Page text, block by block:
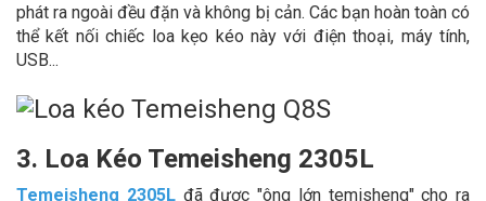
phát ra ngoài đều đặn và không bị cản. Các bạn hoàn toàn có
thể kết nối chiếc loa kẹo kéo này với điện thoại, máy tính,
USB...
3. Loa Kéo Temeisheng 2305L
Temeisheng 2305L đã được "ông lớn temisheng" cho ra